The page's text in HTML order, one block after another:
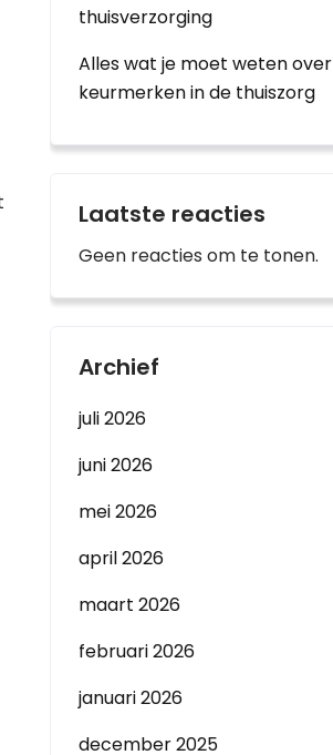
thuisverzorging
Alles wat je moet weten over
keurmerken in de thuiszorg
Laatste reacties
Geen reacties om te tonen.
Archief
juli 2026
juni 2026
mei 2026
april 2026
maart 2026
februari 2026
januari 2026
december 2025